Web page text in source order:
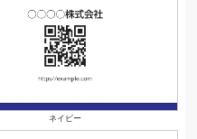
ネイビー